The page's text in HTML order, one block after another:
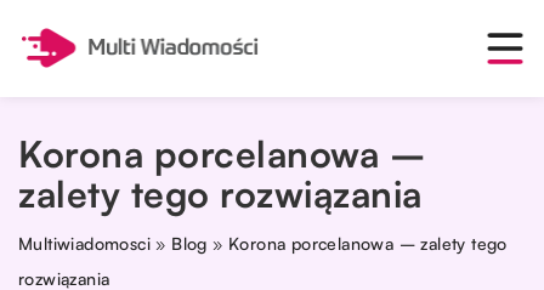
Korona porcelanowa –
zalety tego rozwiązania
Multiwiadomosci » Blog » Korona porcelanowa – zalety tego
rozwiązania